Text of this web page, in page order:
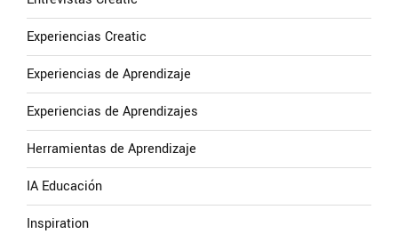
Experiencias Creatic
Experiencias de Aprendizaje
Experiencias de Aprendizajes
Herramientas de Aprendizaje
IA Educación
Inspiration